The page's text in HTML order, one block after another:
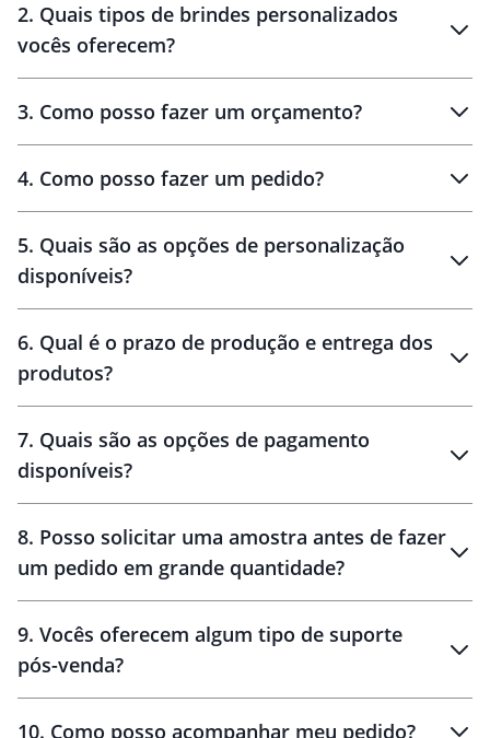
Brindes personalizados
2. Quais tipos de brindes personalizados
vocês oferecem?
personalizados
3. Como posso fazer um orçamento?
brinde
personalização
4. Como posso fazer um pedido?
amostra virtual
5. Quais são as opções de personalização
disponíveis?
6. Qual é o prazo de produção e entrega dos
produtos?
10 dias
brinde
48 horas
7. Quais são as opções de pagamento
disponíveis?
8. Posso solicitar uma amostra antes de fazer
um pedido em grande quantidade?
amostras
9. Vocês oferecem algum tipo de suporte
pós-venda?
10. Como posso acompanhar meu pedido?